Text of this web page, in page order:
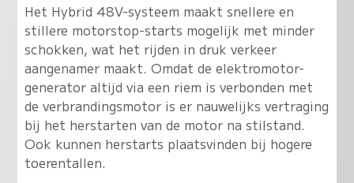
Het Hybrid 48V-systeem maakt snellere en
stillere motorstop-starts mogelijk met minder
schokken, wat het rijden in druk verkeer
aangenamer maakt. Omdat de elektromotor-
generator altijd via een riem is verbonden met
de verbrandingsmotor is er nauwelijks vertraging
bij het herstarten van de motor na stilstand.
Ook kunnen herstarts plaatsvinden bij hogere
toerentallen.